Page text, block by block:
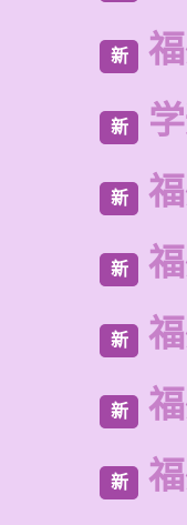
新
新
新
新
新
新
新